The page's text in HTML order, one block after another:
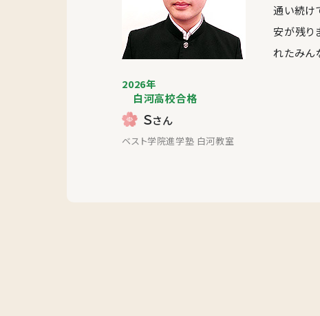
2026年
白河高校合格
Ｓさん
ベスト学院進学塾 白河教室
通い続け
安が残り
れたみん